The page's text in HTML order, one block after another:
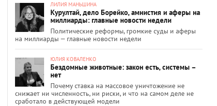
ЛИЛИЯ МАНЬШИНА
Курултай, дело Борейко, амнистия и аферы на
миллиарды: главные новости недели
Политические реформы, громкие суды и аферы
на миллиарды — главные новости недели
ЮЛИЯ КОВАЛЕНКО
Бездомные животные: закон есть, системы –
нет
Почему ставка на массовое уничтожение не
снижает ни численность, ни риски, и что на самом деле не
сработало в действующей модели